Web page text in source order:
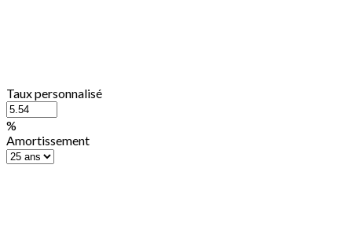
Taux personnalisé
%
Amortissement